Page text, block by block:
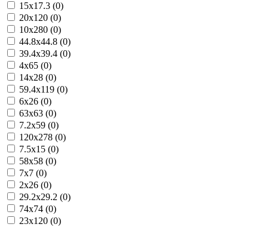
15x17.3 (0)
20x120 (0)
10x280 (0)
44.8x44.8 (0)
39.4x39.4 (0)
4x65 (0)
14x28 (0)
59.4x119 (0)
6x26 (0)
63x63 (0)
7.2x59 (0)
120x278 (0)
7.5x15 (0)
58x58 (0)
7x7 (0)
2x26 (0)
29.2x29.2 (0)
74x74 (0)
23x120 (0)